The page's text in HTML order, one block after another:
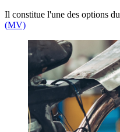
Il constitue l'une des options du
(MV)